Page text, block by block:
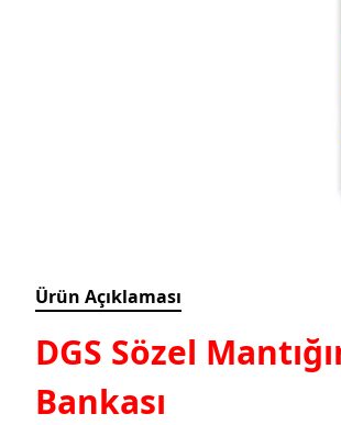
Ürün Açıklaması
DGS Sözel
Bankası